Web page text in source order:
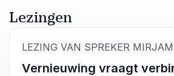
Lezingen
LEZING VAN SPREKER
Vernieuwing vraagt